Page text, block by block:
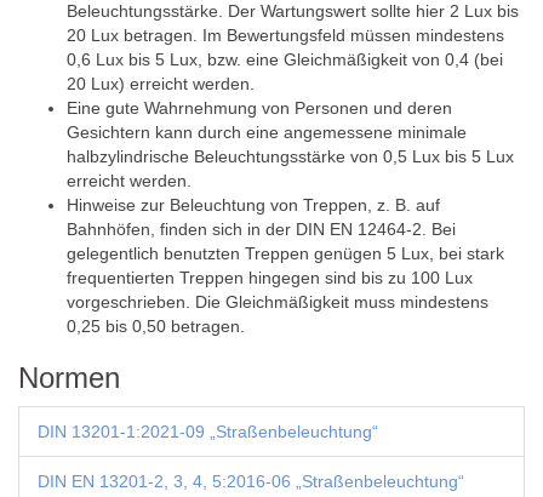
Beleuchtungsstärke. Der Wartungswert sollte hier 2 Lux bis
20 Lux betragen. Im Bewertungsfeld müssen mindestens
0,6 Lux bis 5 Lux, bzw. eine Gleichmäßigkeit von 0,4 (bei
20 Lux) erreicht werden.
Eine gute Wahrnehmung von Personen und deren
Gesichtern kann durch eine angemessene minimale
halbzylindrische Beleuchtungsstärke von 0,5 Lux bis 5 Lux
erreicht werden.
Hinweise zur Beleuchtung von Treppen, z. B. auf
Bahnhöfen, finden sich in der DIN EN 12464-2. Bei
gelegentlich benutzten Treppen genügen 5 Lux, bei stark
frequentierten Treppen hingegen sind bis zu 100 Lux
vorgeschrieben. Die Gleichmäßigkeit muss mindestens
0,25 bis 0,50 betragen.
Normen
DIN 13201-1:2021-09 „Straßenbeleuchtung“
DIN EN 13201-2, 3, 4, 5:2016-06 „Straßenbeleuchtung“